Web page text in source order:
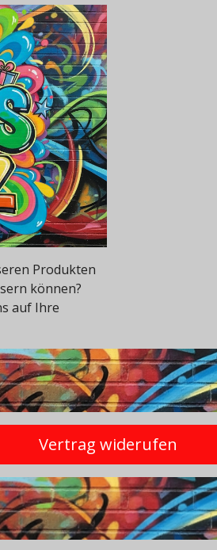
Produkten
können?
auf Ihre
Vertrag widerufen